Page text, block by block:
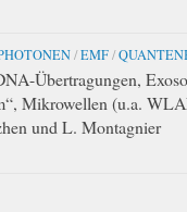
/EMF/
Übertragungen,
Mikrowellen (u.a.
und L. Montagnier